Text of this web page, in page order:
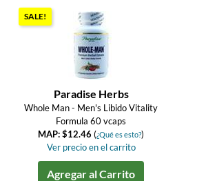
SALE!
Paradise Herbs
Whole Man - Men's Libido Vitality
Formula 60 vcaps
MAP: $12.46(¿Qué es esto?)
Ver precio en el carrito
Agregar al Carrito